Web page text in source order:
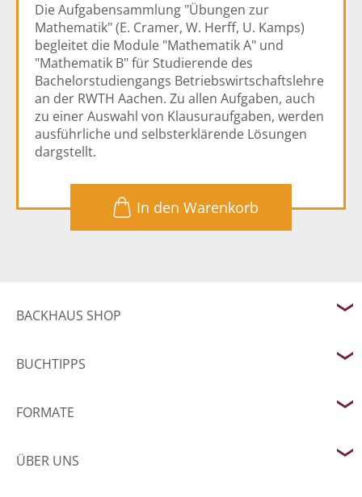
Die Aufgabensammlung "Übungen zur
Mathematik" (E. Cramer, W. Herff, U. Kamps)
begleitet die Module "Mathematik A" und
"Mathematik B" für Studierende des
Bachelorstudiengangs Betriebswirtschaftslehre
an der RWTH Aachen. Zu allen Aufgaben, auch
zu einer Auswahl von Klausuraufgaben, werden
ausführliche und selbsterklärende Lösungen
dargstellt.
In den Warenkorb
BACKHAUS SHOP
BUCHTIPPS
FORMATE
ÜBER UNS